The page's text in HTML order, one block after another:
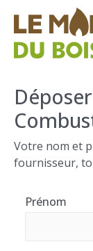
CHAUFFAGE AU
FAQ
CALCULER SA
Votre nom et
fournisseur,
Prénom